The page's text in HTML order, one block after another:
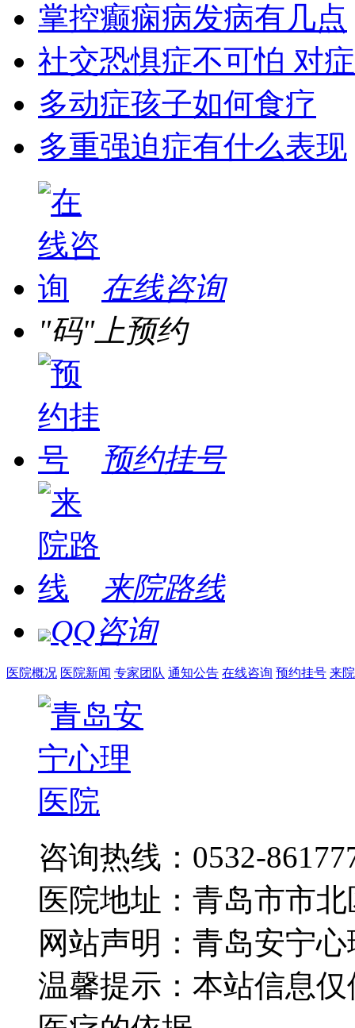
掌控癫痫病发病有几点
社交恐惧症不可怕 对
多动症孩子如何食疗
多重强迫症有什么表现
在线咨询
"码"上预约
预约挂号
来院路线
QQ咨询
医院概况 医院新闻 专家团队 通知公告 在线咨询 预约挂号 来
咨询热线：0532-
医院地址：青岛市市
网站声明：青岛安宁
温馨提示：本站信息